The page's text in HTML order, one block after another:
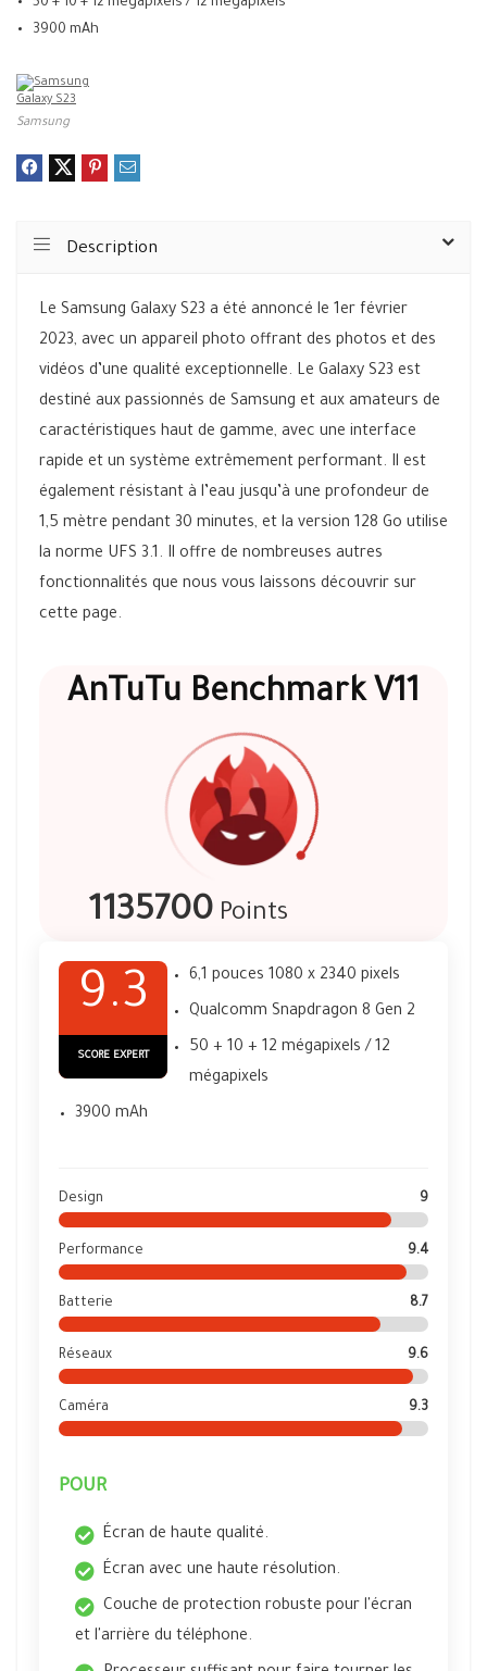
50 + 10 + 12 mégapixels / 12 mégapixels
3900 mAh
Samsung
Description
Le Samsung Galaxy S23 a été annoncé le 1er février
2023, avec un appareil photo offrant des photos et des
vidéos d’une qualité exceptionnelle. Le Galaxy S23 est
destiné aux passionnés de Samsung et aux amateurs de
caractéristiques haut de gamme, avec une interface
rapide et un système extrêmement performant. Il est
également résistant à l’eau jusqu’à une profondeur de
1,5 mètre pendant 30 minutes, et la version 128 Go utilise
la norme UFS 3.1. Il offre de nombreuses autres
fonctionnalités que nous vous laissons découvrir sur
cette page.
AnTuTu Benchmark V11
1135700 Points
9.3
SCORE EXPERT
6,1 pouces 1080 x 2340 pixels
Qualcomm Snapdragon 8 Gen 2
50 + 10 + 12 mégapixels / 12
mégapixels
3900 mAh
Design 9
Performance 9.4
Batterie 8.7
Réseaux 9.6
Caméra 9.3
POUR
Écran de haute qualité.
Écran avec une haute résolution.
Couche de protection robuste pour l'écran
et l'arrière du téléphone.